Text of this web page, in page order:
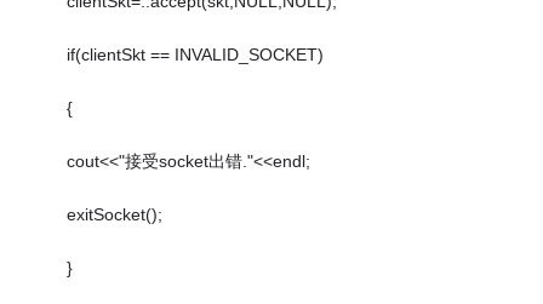
if(clientSkt == INVALID_SOCKET)
{
cout<<"接受socket出错."<<endl;
exitSocket();
}